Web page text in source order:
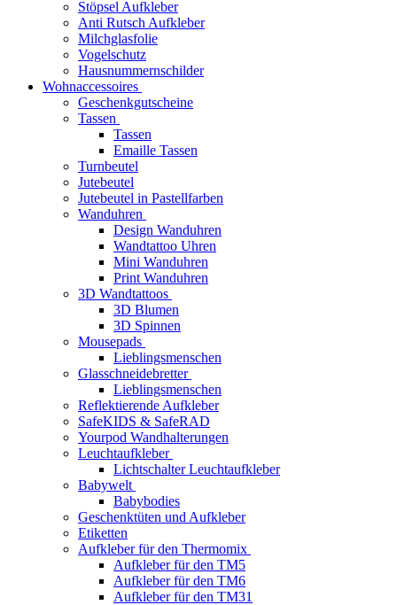
Stöpsel Aufkleber
Anti Rutsch Aufkleber
Milchglasfolie
Vogelschutz
Hausnummernschilder
Wohnaccessoires
Geschenkgutscheine
Tassen
Tassen
Emaille Tassen
Turnbeutel
Jutebeutel
Jutebeutel in Pastellfarben
Wanduhren
Design Wanduhren
Wandtattoo Uhren
Mini Wanduhren
Print Wanduhren
3D Wandtattoos
3D Blumen
3D Spinnen
Mousepads
Lieblingsmenschen
Glasschneidebretter
Lieblingsmenschen
Reflektierende Aufkleber
SafeKIDS & SafeRAD
Yourpod Wandhalterungen
Leuchtaufkleber
Lichtschalter Leuchtaufkleber
Babywelt
Babybodies
Geschenktüten und Aufkleber
Etiketten
Aufkleber für den Thermomix
Aufkleber für den TM5
Aufkleber für den TM6
Aufkleber für den TM31